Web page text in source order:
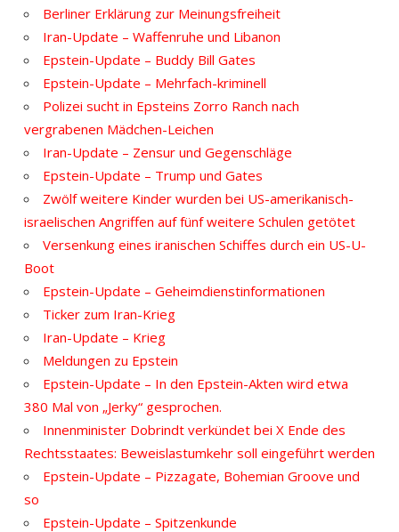
Berliner Erklärung zur Meinungsfreiheit
Iran-Update – Waffenruhe und Libanon
Epstein-Update – Buddy Bill Gates
Epstein-Update – Mehrfach-kriminell
Polizei sucht in Epsteins Zorro Ranch nach
vergrabenen Mädchen-Leichen
Iran-Update – Zensur und Gegenschläge
Epstein-Update – Trump und Gates
Zwölf weitere Kinder wurden bei US-amerikanisch-
israelischen Angriffen auf fünf weitere Schulen getötet
Versenkung eines iranischen Schiffes durch ein US-U-
Boot
Epstein-Update – Geheimdienstinformationen
Ticker zum Iran-Krieg
Iran-Update – Krieg
Meldungen zu Epstein
Epstein-Update – In den Epstein-Akten wird etwa
380 Mal von „Jerky“ gesprochen.
Innenminister Dobrindt verkündet bei X Ende des
Rechtsstaates: Beweislastumkehr soll eingeführt werden
Epstein-Update – Pizzagate, Bohemian Groove und
so
Epstein-Update – Spitzenkunde